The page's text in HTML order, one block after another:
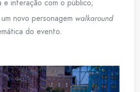
e interação com o público;
novo personagem walkaround
do evento.